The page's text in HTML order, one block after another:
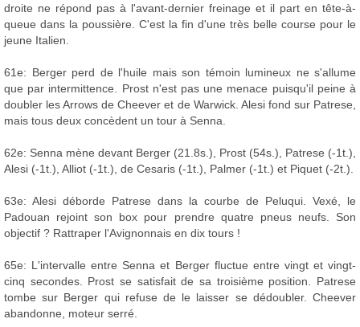
droite ne répond pas à l'avant-dernier freinage et il part en tête-à-
queue dans la poussière. C'est la fin d'une très belle course pour le
jeune Italien.
61e: Berger perd de l'huile mais son témoin lumineux ne s'allume
que par intermittence. Prost n'est pas une menace puisqu'il peine à
doubler les Arrows de Cheever et de Warwick. Alesi fond sur Patrese,
mais tous deux concèdent un tour à Senna.
62e: Senna mène devant Berger (21.8s.), Prost (54s.), Patrese (-1t.),
Alesi (-1t.), Alliot (-1t.), de Cesaris (-1t.), Palmer (-1t.) et Piquet (-2t.).
63e: Alesi déborde Patrese dans la courbe de Peluqui. Vexé, le
Padouan rejoint son box pour prendre quatre pneus neufs. Son
objectif ? Rattraper l'Avignonnais en dix tours !
65e: L'intervalle entre Senna et Berger fluctue entre vingt et vingt-
cinq secondes. Prost se satisfait de sa troisième position. Patrese
tombe sur Berger qui refuse de le laisser se dédoubler. Cheever
abandonne, moteur serré.